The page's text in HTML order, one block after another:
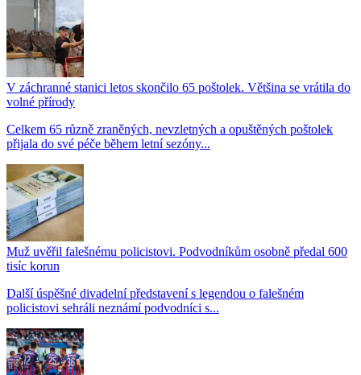
V záchranné stanici letos skončilo 65 poštolek. Většina se vrátila do
volné přírody
Celkem 65 různě zraněných, nevzletných a opuštěných poštolek
přijala do své péče během letní sezóny...
Muž uvěřil falešnému policistovi. Podvodníkům osobně předal 600
tisíc korun
Další úspěšné divadelní představení s legendou o falešném
policistovi sehráli neznámí podvodníci s...